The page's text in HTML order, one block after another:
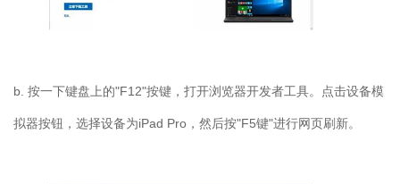
b. 按一下键盘上的"F12"按键，打开浏览器开发者工具。点击设备模
拟器按钮，选择设备为iPad Pro，然后按"F5键"进行网页刷新。